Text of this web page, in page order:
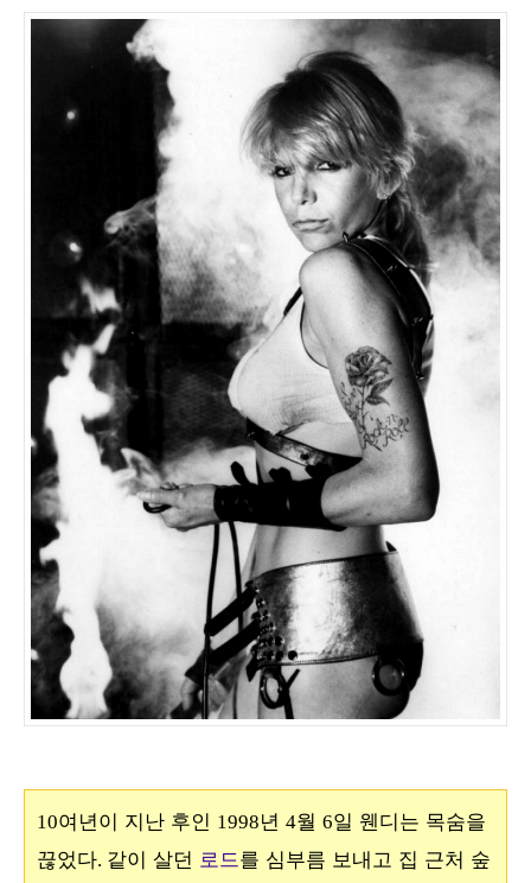
10여년이 지난 후인 1998년 4월 6일 웬디는 목숨을
끊었다. 같이 살던 로드를 심부름 보내고 집 근처 숲